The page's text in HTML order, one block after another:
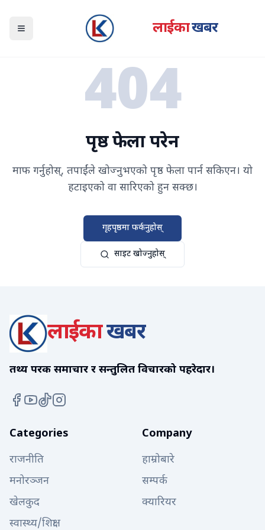
Open navigation menu लाईकाखबर
404
पृष्ठ फेला परेन
माफ गर्नुहोस्, तपाईंले खोज्नुभएको पृष्ठ फेला पार्न सकिएन। यो
हटाइएको वा सारिएको हुन सक्छ।
गृहपृष्ठमा फर्कनुहोस्
साइट खोज्नुहोस्
लाईकाखबर
तथ्य परक समाचार र सन्तुलित विचारको पहरेदार।
Categories
राजनीति
मनोरञ्जन
खेलकुद
स्वास्थ्य/शिक्षा
Company
हाम्रोबारे
सम्पर्क
क्यारियर